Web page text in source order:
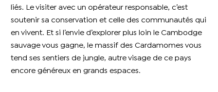
liés. Le visiter avec un opérateur responsable, c’est
soutenir sa conservation et celle des communautés qui
en vivent. Et si l’envie d’explorer plus loin le Cambodge
sauvage vous gagne, le massif des Cardamomes vous
tend ses sentiers de jungle, autre visage de ce pays
encore généreux en grands espaces.